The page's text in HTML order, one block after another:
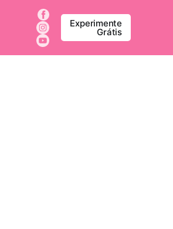
Experimente
Grátis